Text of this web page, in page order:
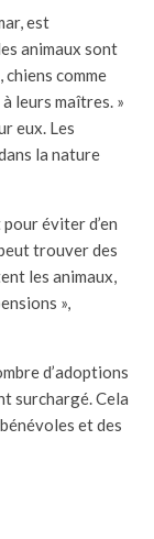
est
animaux sont
chiens comme
leurs maîtres. »
eux. Les
la nature
éviter d’en
trouver des
les animaux,
»,
d’adoptions
surchargé. Cela
et des